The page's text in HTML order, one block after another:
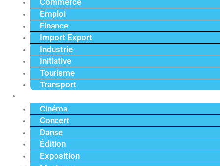
Commerce
Emploi
Finance
Import Export
Industrie
Initiative
Tourisme
Transport
Cinéma
Concert
Danse
Édition
Exposition